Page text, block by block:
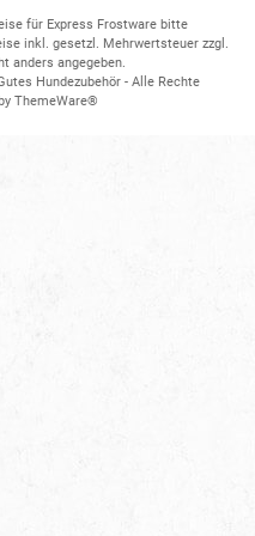
für Express Frostware bitte
inkl. gesetzl. Mehrwertsteuer zzgl.
anders angegeben.
Hundezubehör - Alle Rechte
ThemeWare®